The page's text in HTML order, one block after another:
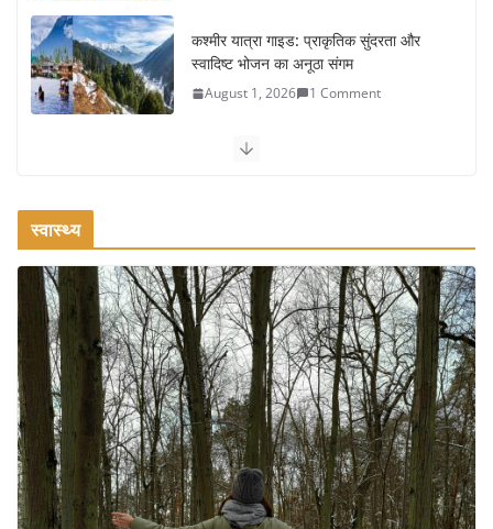
वजन घटाने के लिए 8 बेहतरीन वॉकिंग
एक्सरसाइज: 1 महीने में पाएं 3-4 किलो कम
वजन
July 30, 2026
खाने के शौकीनों के लिए कश्मीर के 5 बेहतरीन
स्वादिष्ट व्यंजन
August 6, 2026 1 Comment
भारत की सबसे खूबसूरत सड़क यात्राएँ:
दार्जिलिंग से लद्दाख तक का सफर
August 5, 2026 0 Comments
स्वास्थ्य